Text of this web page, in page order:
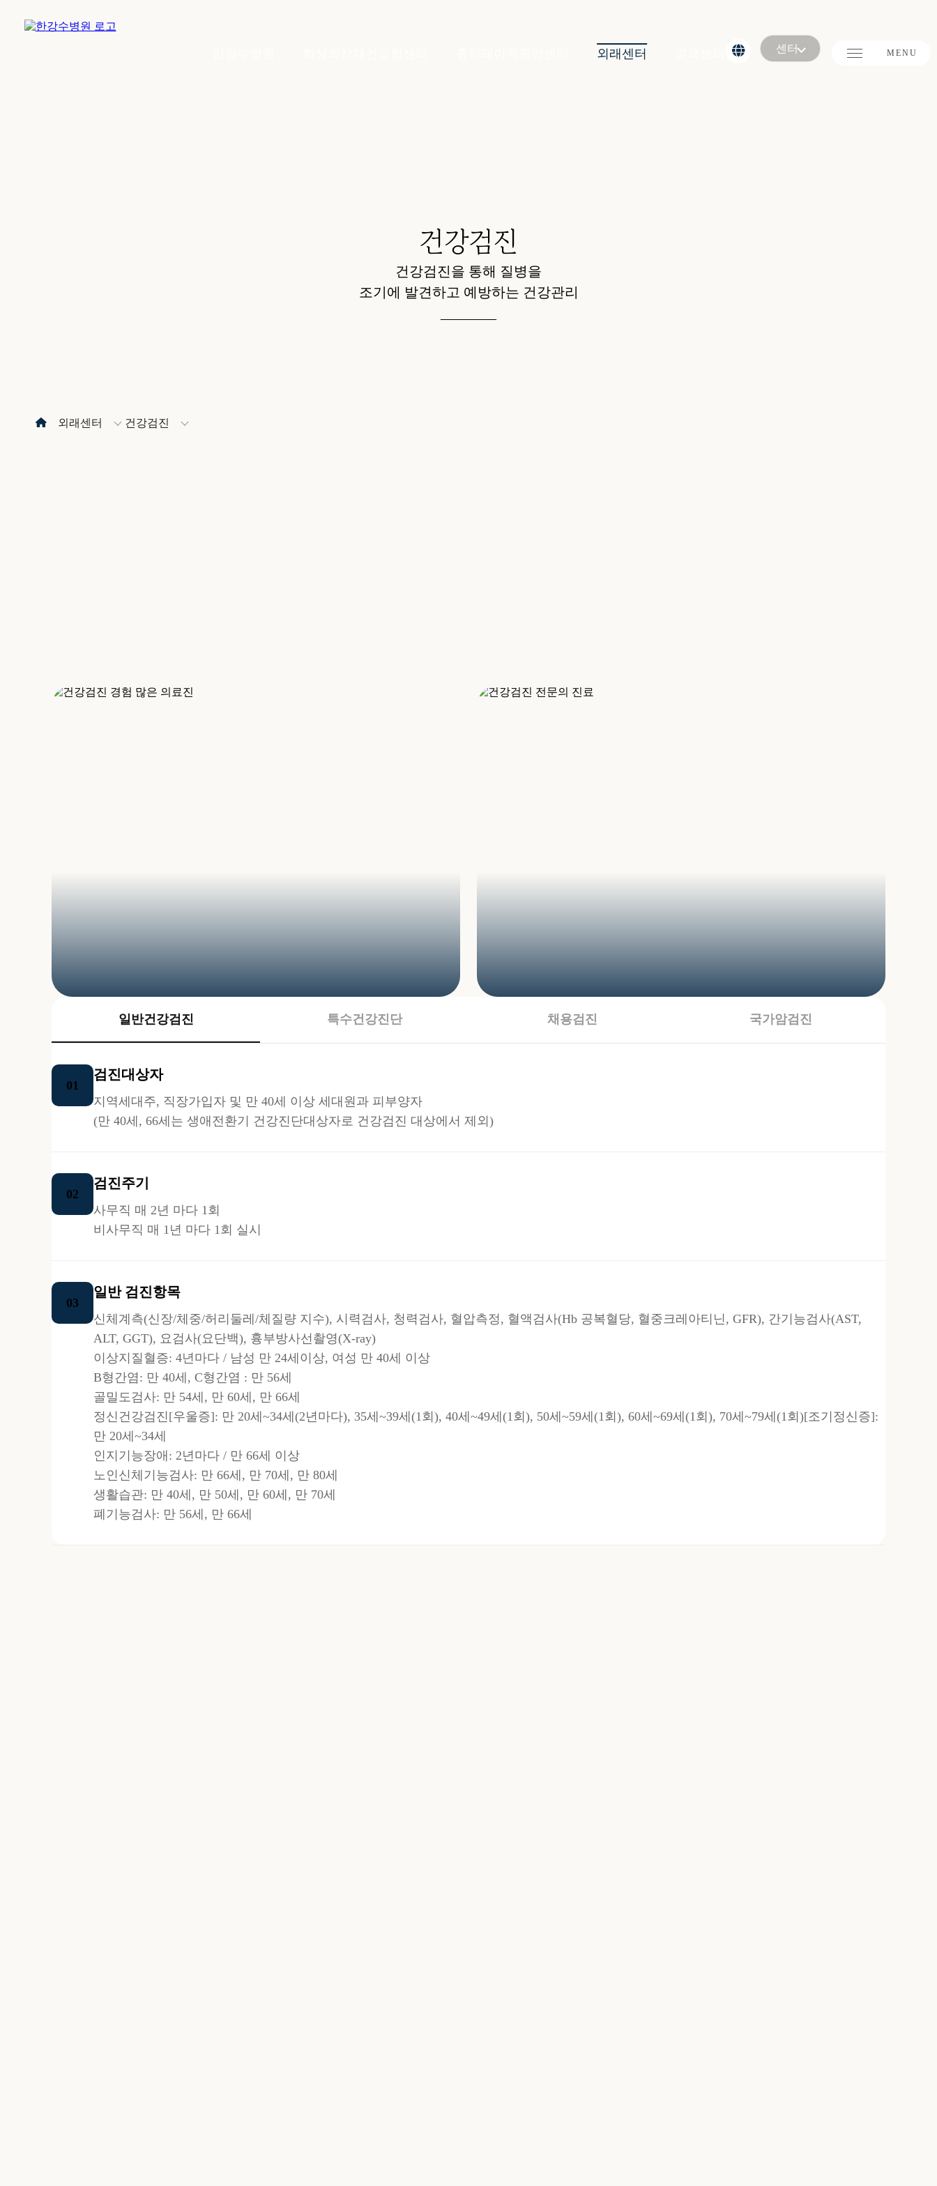
센터
외래센터
건강검진
건강검진을 통해 질병을
조기에 발견하고 예방하는 건강관리
외래센터 건강검진
일반건강검진 특수건강진단 채용검진 국가암검진
01
검진대상자
지역세대주, 직장가입자 및 만 40세 이상 세대원과 피부양자
(만 40세, 66세는 생애전환기 건강진단대상자로 건강검진 대상에서 제외)
02
검진주기
사무직 매 2년 마다 1회
비사무직 매 1년 마다 1회 실시
03
일반 검진항목
신체계측(신장/체중/허리둘레/체질량 지수), 시력검사, 청력검사, 혈압측정, 혈액검사(Hb 공복혈당, 혈중크레아티닌, GFR), 간기능검사(AST,
ALT, GGT), 요검사(요단백), 흉부방사선촬영(X-ray)
이상지질혈증: 4년마다 / 남성 만 24세이상, 여성 만 40세 이상
B형간염: 만 40세, C형간염 : 만 56세
골밀도검사: 만 54세, 만 60세, 만 66세
정신건강검진[우울증]: 만 20세~34세(2년마다), 35세~39세(1회), 40세~49세(1회), 50세~59세(1회), 60세~69세(1회), 70세~79세(1회)[조기정신증]:
만 20세~34세
인지기능장애: 2년마다 / 만 66세 이상
노인신체기능검사: 만 66세, 만 70세, 만 80세
생활습관: 만 40세, 만 50세, 만 60세, 만 70세
폐기능검사: 만 56세, 만 66세